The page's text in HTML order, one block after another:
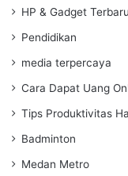
HP & Gadget Terbaru
Pendidikan
media terpercaya
Cara Dapat Uang
Tips Produktivitas
Badminton
Medan Metro